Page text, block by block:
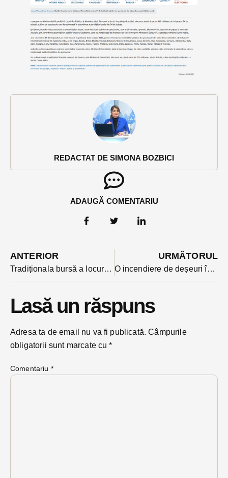
REDACTAT DE SIMONA BOZBICI
ADAUGĂ COMENTARIU
ANTERIOR
Tradiționala bursă a locurilor de muncă pentru absolvenți 2025 : inginerii din nou la mare cautare
URMĂTORUL
O incendiere de deșeuri în Bistrița lângă magistrala de gaz s-a lăsat cu o amenda uriașă
Lasă un răspuns
Adresa ta de email nu va fi publicată. Câmpurile
obligatorii sunt marcate cu*
Comentariu *